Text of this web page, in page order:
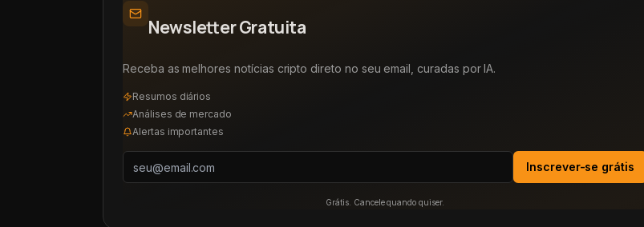
Newsletter Gratuita
Receba as melhores notícias cripto direto no seu email, curadas por IA.
Resumos diários
Análises de mercado
Alertas importantes
Inscrever-se grátis
Grátis. Cancele quando quiser.